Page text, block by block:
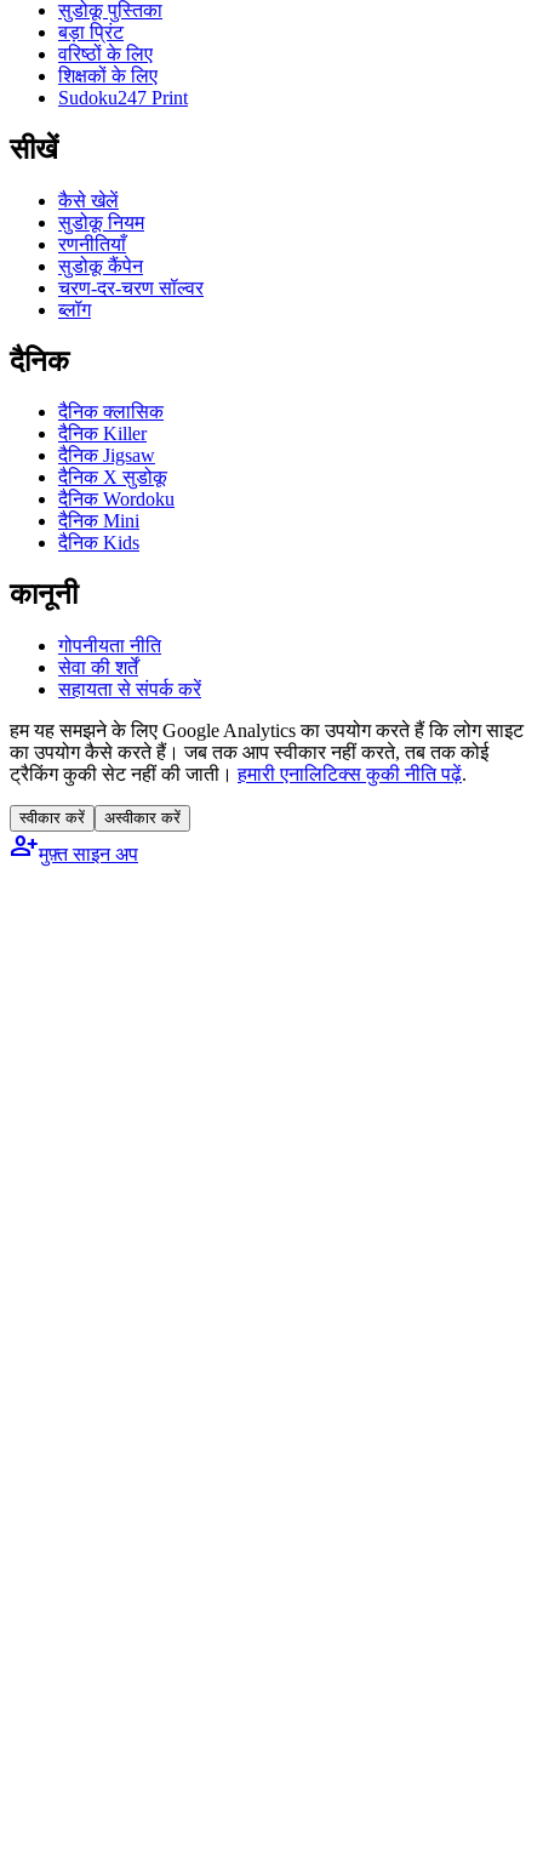
सुडोकू पुस्तिका
बड़ा प्रिंट
वरिष्ठों के लिए
शिक्षकों के लिए
Sudoku247 Print
सीखें
कैसे खेलें
सुडोकू नियम
रणनीतियाँ
सुडोकू कैंपेन
चरण-दर-चरण सॉल्वर
ब्लॉग
दैनिक
दैनिक क्लासिक
दैनिक Killer
दैनिक Jigsaw
दैनिक X सुडोकू
दैनिक Wordoku
दैनिक Mini
दैनिक Kids
कानूनी
गोपनीयता नीति
सेवा की शर्तें
सहायता से संपर्क करें
हम यह समझने के लिए Google Analytics का उपयोग करते हैं कि लोग साइट
का उपयोग कैसे करते हैं। जब तक आप स्वीकार नहीं करते, तब तक कोई
ट्रैकिंग कुकी सेट नहीं की जाती। हमारी एनालिटिक्स कुकी नीति पढ़ें.
स्वीकार करें अस्वीकार करें
person_addमुफ़्त साइन अप